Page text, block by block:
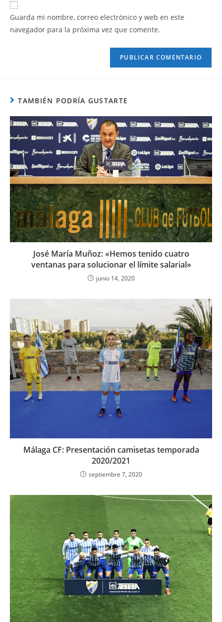
Guarda mi nombre, correo electrónico y web en este
navegador para la próxima vez que comente.
TAMBIÉN PODRÍA GUSTARTE
José María Muñoz: «Hemos tenido cuatro
ventanas para solucionar el límite salarial»
junio 14, 2020
Málaga CF: Presentación camisetas temporada
2020/2021
septiembre 7, 2020